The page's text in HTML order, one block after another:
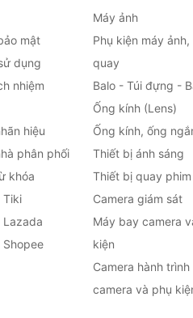
mật
dụng
nhiệm
hiệu
phân phối
khóa
Tiki
Lazada
Shopee
Máy ảnh
Phụ kiện máy ảnh,
quay
Balo - Túi đựng -
Ống kính (Lens)
Ống kính, ống
Thiết bị ánh sáng
Thiết bị quay phim
Camera giám sát
Máy bay camera
kiện
Camera hành
camera và phụ